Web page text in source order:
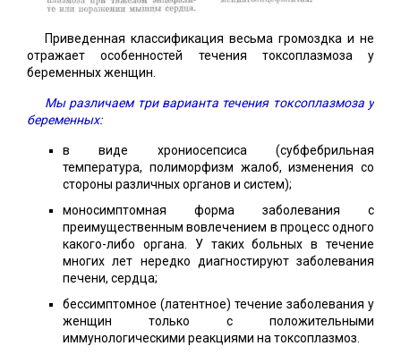
Приведенная классификация весьма громоздка и не
отражает особенностей течения токсоплазмоза у
беременных женщин.
Мы различаем три варианта течения токсоплазмоза у
беременных:
в виде хрониосепсиса (субфебрильная
температура, полиморфизм жалоб, изменения со
стороны различных органов и систем);
моносимптомная форма заболевания с
преимущественным вовлечением в процесс одного
какого-либо органа. У таких больных в течение
многих лет нередко диагностируют заболевания
печени, сердца;
бессимптомное (латентное) течение заболевания у
женщин только с положительными
иммунологическими реакциями на токсоплазмоз.